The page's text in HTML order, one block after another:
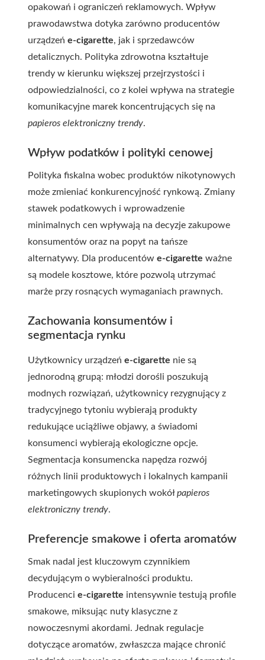
opakowań i ograniczeń reklamowych. Wpływ
prawodawstwa dotyka zarówno producentów
urządzeń e-cigarette, jak i sprzedawców
detalicznych. Polityka zdrowotna kształtuje
trendy w kierunku większej przejrzystości i
odpowiedzialności, co z kolei wpływa na strategie
komunikacyjne marek koncentrujących się na
papieros elektroniczny trendy.
Wpływ podatków i polityki cenowej
Polityka fiskalna wobec produktów nikotynowych
może zmieniać konkurencyjność rynkową. Zmiany
stawek podatkowych i wprowadzenie
minimalnych cen wpływają na decyzje zakupowe
konsumentów oraz na popyt na tańsze
alternatywy. Dla producentów e-cigarette ważne
są modele kosztowe, które pozwolą utrzymać
marże przy rosnących wymaganiach prawnych.
Zachowania konsumentów i
segmentacja rynku
Użytkownicy urządzeń e-cigarette nie są
jednorodną grupą: młodzi dorośli poszukują
modnych rozwiązań, użytkownicy rezygnujący z
tradycyjnego tytoniu wybierają produkty
redukujące uciążliwe objawy, a świadomi
konsumenci wybierają ekologiczne opcje.
Segmentacja konsumencka napędza rozwój
różnych linii produktowych i lokalnych kampanii
marketingowych skupionych wokółpapieros
elektroniczny trendy.
Preferencje smakowe i oferta aromatów
Smak nadal jest kluczowym czynnikiem
decydującym o wybieralności produktu.
Producenci e-cigarette intensywnie testują profile
smakowe, miksując nuty klasyczne z
nowoczesnymi akordami. Jednak regulacje
dotyczące aromatów, zwłaszcza mające chronić